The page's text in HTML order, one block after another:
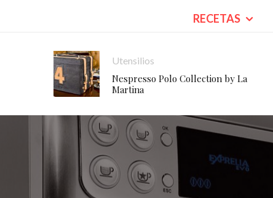
RECETAS
Utensilios
Nespresso Polo Collection by La
Martina